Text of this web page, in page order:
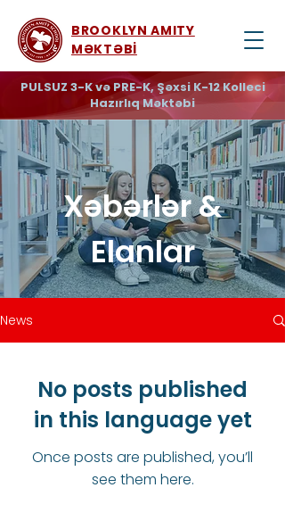
BROOKLYN AMITY
MƏKTƏBİ
PULSUZ 3-K və PRE-K, Şəxsi K-12 Kolleci
Hazırlıq Məktəbi
Xəbərlər &
Elanlar
News
No posts published
in this language yet
Once posts are published, you’ll
see them here.